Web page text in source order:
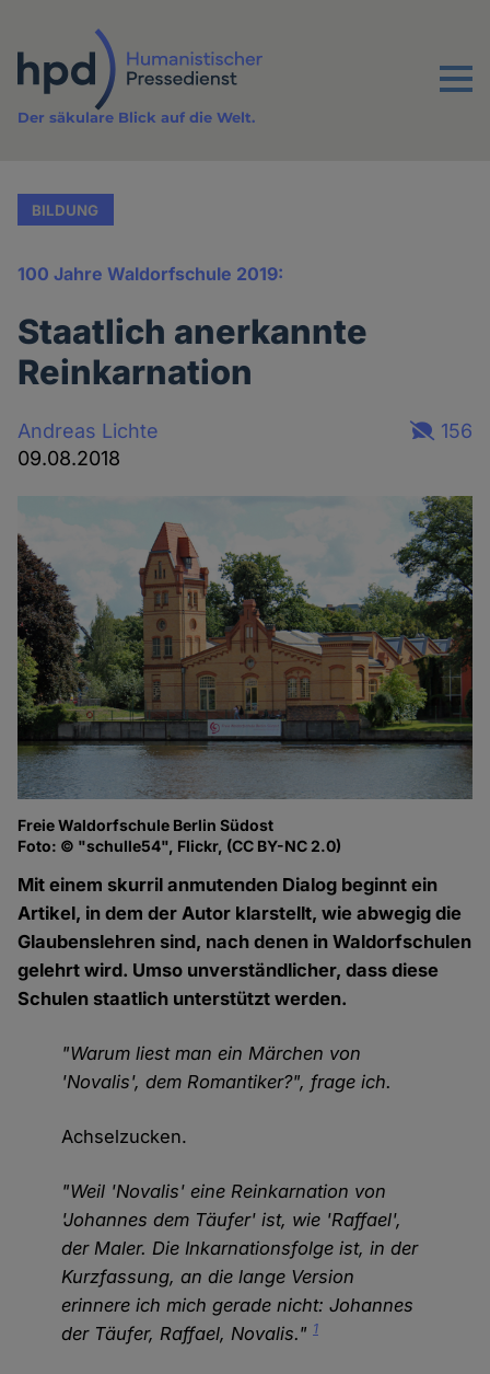
Inhalt
Menu
Der säkulare Blick auf die Welt.
BILDUNG
100 Jahre Waldorfschule 2019:
Staatlich anerkannte
Reinkarnation
Andreas Lichte
09.08.2018
156
Freie Waldorfschule Berlin Südost
Foto: © "schulle54", Flickr, (CC BY-NC 2.0)
Mit einem skurril anmutenden Dialog beginnt ein
Artikel, in dem der Autor klarstellt, wie abwegig die
Glaubenslehren sind, nach denen in Waldorfschulen
gelehrt wird. Umso unverständlicher, dass diese
Schulen staatlich unterstützt werden.
"Warum liest man ein Märchen von
'Novalis', dem Romantiker?", frage ich.
Achselzucken.
"Weil 'Novalis' eine Reinkarnation von
'Johannes dem Täufer' ist, wie 'Raffael',
der Maler. Die Inkarnationsfolge ist, in der
Kurzfassung, an die lange Version
erinnere ich mich gerade nicht: Johannes
der Täufer, Raffael, Novalis."1